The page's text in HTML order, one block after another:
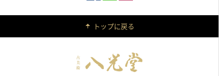
トップに戻る